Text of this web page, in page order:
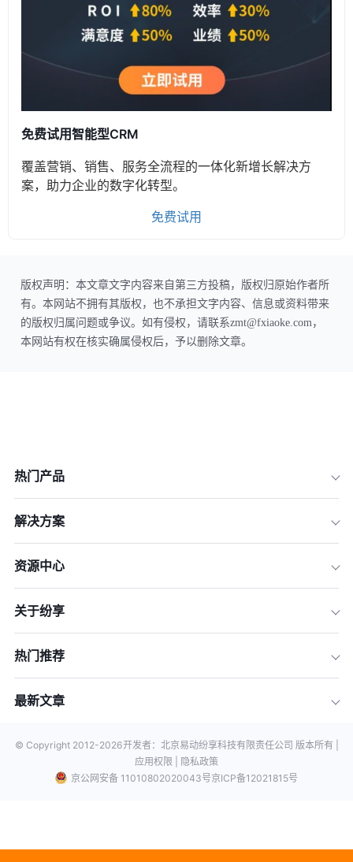
免费试用智能型CRM
覆盖营销、销售、服务全流程的一体化新增长解决方
案，助力企业的数字化转型。
免费试用
版权声明：本文章文字内容来自第三方投稿，版权归原始作者所
有。本网站不拥有其版权，也不承担文字内容、信息或资料带来
的版权归属问题或争议。如有侵权，请联系zmt@fxiaoke.com，
本网站有权在核实确属侵权后，予以删除文章。
热门产品
解决方案
资源中心
关于纷享
热门推荐
最新文章
© Copyright 2012-2026开发者：北京易动纷享科技有限责任公司 版本所有 |
应用权限 |
隐私政策
京公网安备 11010802020043号京ICP备12021815号